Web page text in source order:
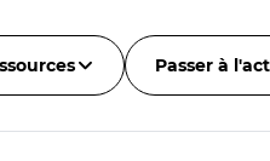
Passer à